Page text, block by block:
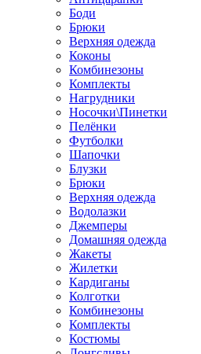
Боди
Брюки
Верхняя одежда
Коконы
Комбинезоны
Комплекты
Нагрудники
Носочки\Пинетки
Пелёнки
Футболки
Шапочки
Блузки
Брюки
Верхняя одежда
Водолазки
Джемперы
Домашняя одежда
Жакеты
Жилетки
Кардиганы
Колготки
Комбинезоны
Комплекты
Костюмы